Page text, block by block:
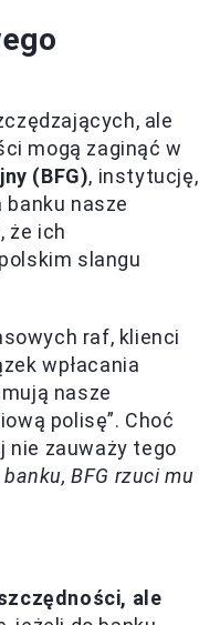
ale
mogą zaginąć w
(BFG), instytucję,
nasze
że ich
slangu
raf, klienci
wpłacania
nasze
polisę”. Choć
nie zauważy tego
BFG rzuci mu
ale